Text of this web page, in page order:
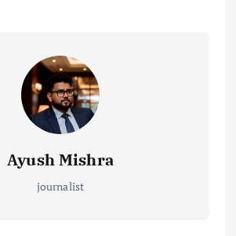
Ayush Mishra
journalist